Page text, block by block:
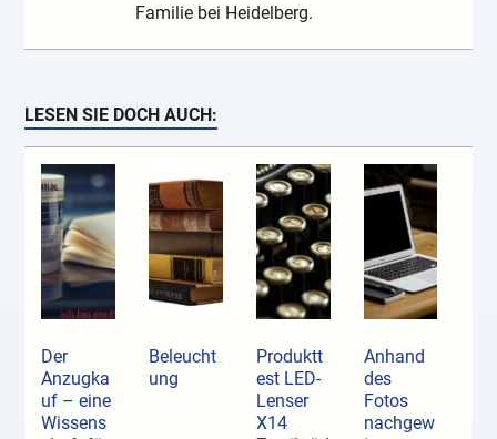
Familie bei Heidelberg.
LESEN SIE DOCH AUCH:
Der
Anzugka
uf ­– eine
Wissens
Beleucht
ung
Produktt
est LED-
Lenser
X14
Anhand
des
Fotos
nachgew